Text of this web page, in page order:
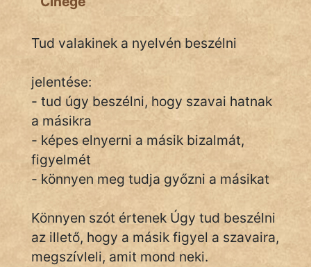
Szóláscsoportok
Szólások
Tréfás
IRODALOM
És
KÖZMONDÁS
PSZICHO
Tud valakinek a nyelvén beszélni
jelentése:
- tud úgy beszélni, hogy szavai hatnak
a másikra
- képes elnyerni a másik bizalmát,
figyelmét
- könnyen meg tudja győzni a másikat
Könnyen szót értenek Úgy tud beszélni
az illető, hogy a másik figyel a szavaira,
megszívleli, amit mond neki.